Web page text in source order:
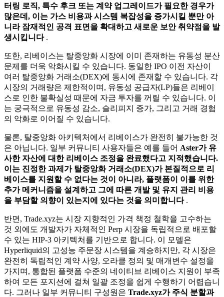
터링 로직, 특수 후크 또는 계약 업그레이드가 필요한 경우가
많은데, 이는 가스 비용과 시스템 복잡성을 증가시킬 뿐만 아
니라 잠재적인 공격 표면을 확대하고 새로운 보안 취약점을 발
생시킵니다.
또한, 리베이스는 탈중앙화 시장에 이미 존재하는 유동성 분산
문제를 더욱 악화시킬 수 있습니다. 동일한 IPO 이전 자산이
여러 탈중앙화 거래소(DEX)에 동시에 존재할 수 있습니다. 각
시장의 거래량은 제한적이며, 유동성 공급자(LP)들은 리베이
스로 인한 불확실성 때문에 자금 투자를 꺼릴 수 있습니다. 이
는 궁극적으로 유동성 감소, 슬리피지 증가, 그리고 거래 경험
의 악화로 이어질 수 있습니다.
물론, 탈중앙화 아키텍처에서 리베이스가 완전히 불가능한 것
은 아닙니다. 일부 커뮤니티 사용자들은 예를 들어 Aster가 유
사한 자산에 대한 리베이스 조정을 완료했다고 지적했습니다.
이는 진정한 과제가 탈중앙화 거래소(DEX)가 본질적으로 리
베이스를 지원할 수 없다는 것이 아니라, 플랫폼이 이를 위한
추가 메커니즘을 설계하고 그에 따른 개발 및 유지 관리 비용
을 부담할 의향이 있는지에 있다는 것을 의미합니다.
반면, Trade.xyz는 시장 지향적인 가격 책정 철학을 고수하는
것 외에도 개발자가 자체적인 Perp 시장을 독립적으로 배포할
수 있는 HIP-3 아키텍처를 기반으로 합니다. 이 모델은
Hyperliquid의 고성능 주문장 시스템을 계승하지만, 각 시장은
완전히 독립적인 계약 사양, 오라클 정의 및 매개변수 설정을
가지며, 통합된 플랫폼 수준의 네이티브 리베이스 지원이 부족
하여 모든 포지션에 걸쳐 일괄 조정을 쉽게 수행하기 어렵습니
다. 그러나 일부 커뮤니티 구성원은 Trade.xyz가 주식 분할과